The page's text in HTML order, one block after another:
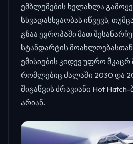
ემბლემების ხელახლა
სხვადასხვაობას იწვევს,
გზაა ევროპაში მათ
სტანდარტის მოახლოებასთან
ემისიების კიდევ უფრო
რომლებიც ძალაში 2030 და
შიგაწვის ძრავიანი Hot
არიან.